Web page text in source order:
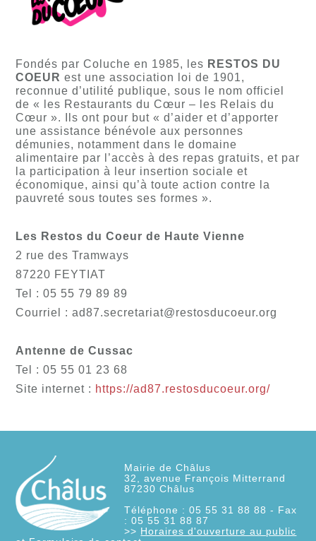
Fondés par Coluche en 1985, les RESTOS DU
COEUR est une association loi de 1901,
reconnue d’utilité publique, sous le nom officiel
de « les Restaurants du Cœur – les Relais du
Cœur ». Ils ont pour but « d’aider et d’apporter
une assistance bénévole aux personnes
démunies, notamment dans le domaine
alimentaire par l’accès à des repas gratuits, et par
la participation à leur insertion sociale et
économique, ainsi qu’à toute action contre la
pauvreté sous toutes ses formes ».
Les Restos du Coeur de Haute Vienne
2 rue des Tramways
87220 FEYTIAT
Tel : 05 55 79 89 89
Courriel : ad87.secretariat@restosducoeur.org
Antenne de Cussac
Tel : 05 55 01 23 68
Site internet : https://ad87.restosducoeur.org/
Mairie de Châlus
32, avenue François Mitterrand
87230 Châlus
Téléphone : 05 55 31 88 88 - Fax
: 05 55 31 88 87
>> Horaires d'ouverture au public